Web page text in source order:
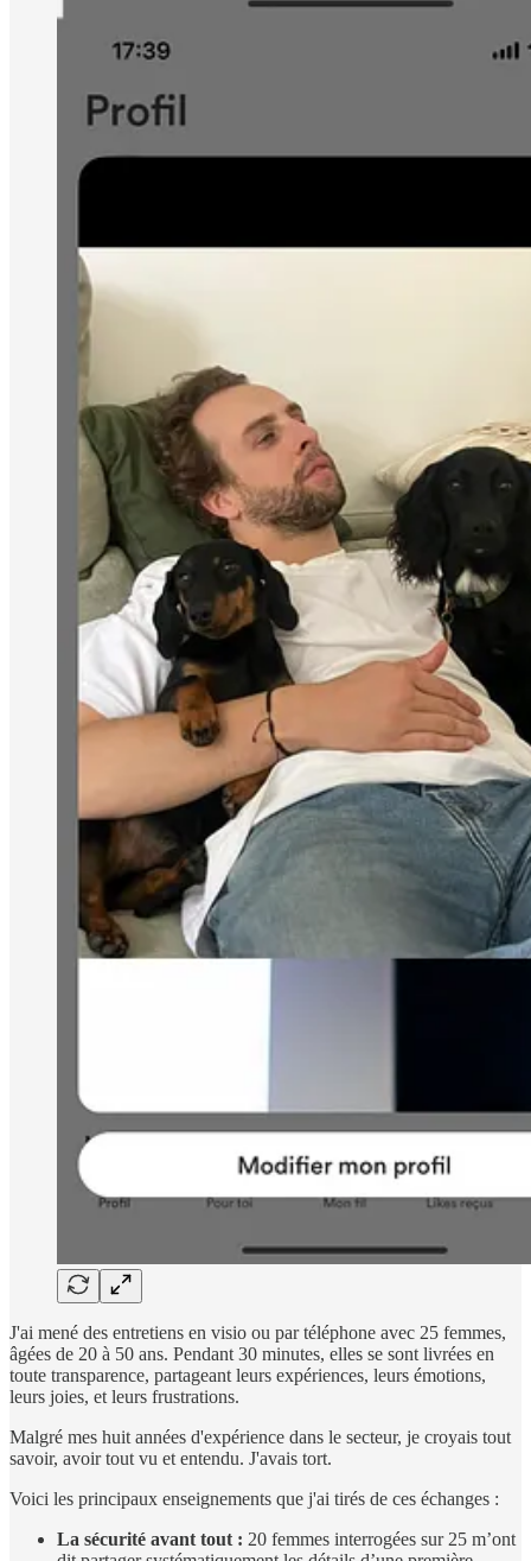
J'ai mené des entretiens en visio ou par téléphone avec 25 femmes,
âgées de 20 à 50 ans. Pendant 30 minutes, elles se sont livrées en
toute transparence, partageant leurs expériences, leurs émotions,
leurs joies, et leurs frustrations.
Malgré mes huit années d'expérience dans le secteur, je croyais tout
savoir, avoir tout vu et entendu. J'avais tort.
Voici les principaux enseignements que j'ai tirés de ces échanges :
La sécurité avant tout : 20 femmes interrogées sur 25 m’ont